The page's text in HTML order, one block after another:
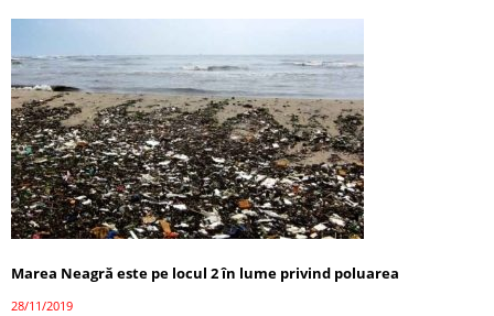
Marea Neagră este pe locul 2 în lume privind poluarea
28/11/2019